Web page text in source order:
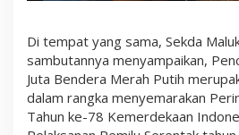
Di tempat yang sama, Sekda
sambutannya menyampaikan,
Juta Bendera Merah Putih
dalam rangka menyemarakan
Tahun ke-78 Kemerdekaan